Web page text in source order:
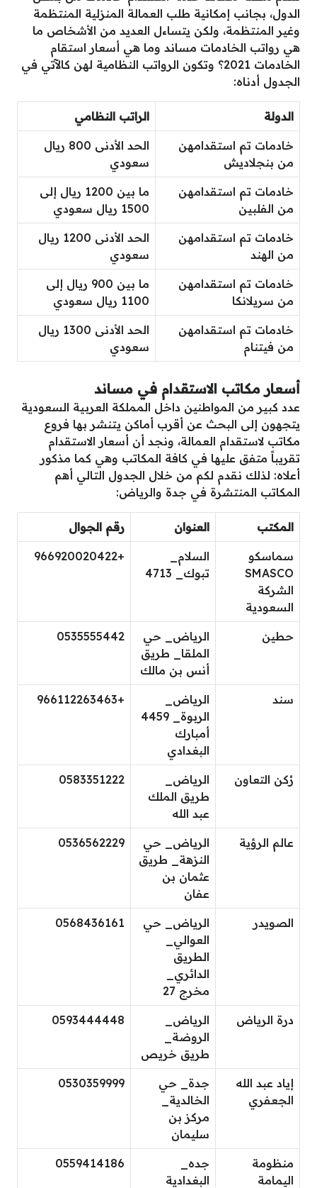
الدول، بجانب إمكانية طلب العمالة المنزلية المنتظمة
وغير المنتظمة، ولكن يتساءل العديد من الأشخاص ما
هي رواتب الخادمات مساند وما هي أسعار استقام
الخادمات 2021؟ وتكون الرواتب النظامية لهن كالآتي في
الجدول أدناه:
الدولة الراتب النظامي
خادمات تم استقدامهن
من بنجلاديش
الحد الأدنى 800 ريال
سعودي
خادمات تم استقدامهن
من الفلبين
ما بين 1200 ريال إلى
1500 ريال سعودي
خادمات تم استقدامهن
من الهند
الحد الأدنى 1200 ريال
سعودي
خادمات تم استقدامهن
من سريلانكا
ما بين 900 ريال إلى
1100 ريال سعودي
خادمات تم استقدامهن
من فيتنام
الحد الأدنى 1300 ريال
سعودي
أسعار مكاتب الاستقدام في مساند
عدد كبير من المواطنين داخل المملكة العربية السعودية
يتجهون إلى البحث عن أقرب أماكن يتنشر بها فروع
مكاتب لاستقدام العمالة، ونجد أن أسعار الاستقدام
تقريباً متفق عليها في كافة المكاتب وهي كما مذكور
أعلاه: لذلك نقدم لكم من خلال الجدول التالي أهم
المكاتب المنتشرة في جدة والرياض:
المكتب العنوان رقم الجوال
سماسكو
SMASCO
الشركة
السعودية
السلام_
تبوك_ 4713
+966920020422
حطين
الرياض_ حي
الملقا_ طريق
أنس بن مالك
0535555442
سند
الرياض_
الربوة_ 4459
أمبارك
البغدادي
+966112263463
رُكن التعاون
الرياض_
طريق الملك
عبد الله
0583351222
عالم الرؤية
الرياض_ حي
النزهة_ طريق
عثمان بن
عفان
0536562229
الصويدر
الرياض_ حي
العوالي_
الطريق
الدائري_
مخرج 27
0568436161
درة الرياض
الرياض_
الروضة_
طريق خريص
0593444448
إياد عبد الله
الجعفري
جدة_ حي
الخالدية_
مركز بن
سليمان
0530359999
منظومة
اليمامة
جده_
البغدادية
0559414186